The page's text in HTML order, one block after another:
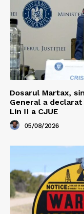
Dosarul Martax,
General a
Lin II a CJUE
05/08/2026